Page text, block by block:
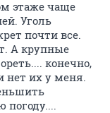
этаже чаще
Уголь
почти все.
А крупные
конечно,
нет их у меня.
погоду....